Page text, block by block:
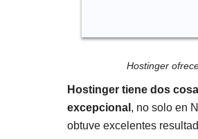
Hostinger
Hostinger tiene dos
excepcional , no solo en
obtuve excelentes